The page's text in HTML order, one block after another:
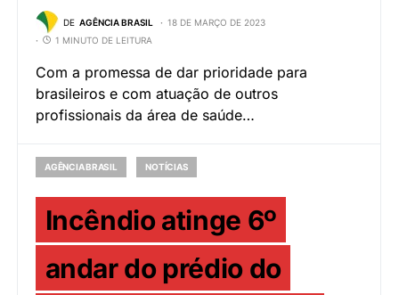
DE AGÊNCIA BRASIL
18 DE MARÇO DE 2023
1 MINUTO DE LEITURA
Com a promessa de dar prioridade para
brasileiros e com atuação de outros
profissionais da área de saúde…
AGÊNCIA BRASIL NOTÍCIAS
Incêndio atinge 6º
andar do prédio do